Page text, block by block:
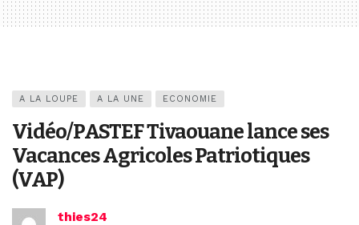
A LA LOUPE A LA UNE ECONOMIE
Vidéo/PASTEF Tivaouane lance ses
Vacances Agricoles Patriotiques
(VAP)
thies24